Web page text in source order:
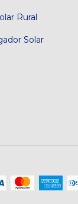
Rural
Solar